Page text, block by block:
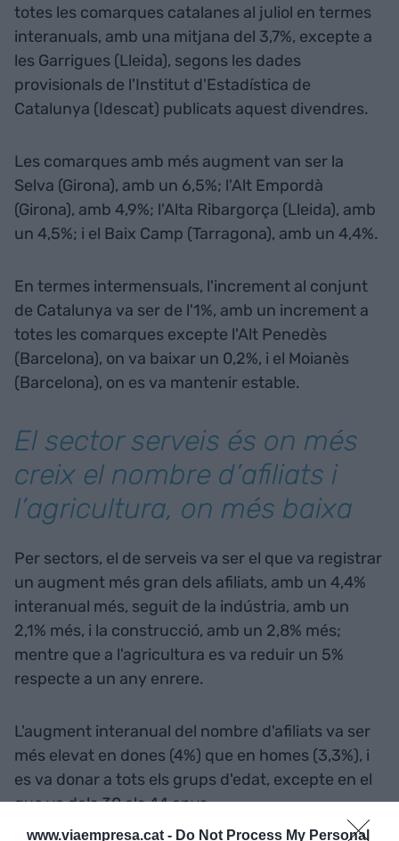
www.viaempresa.cat - Do Not Process My Personal
totes les comarques catalanes al juliol en termes
interanuals, amb una mitjana del 3,7%, excepte a
les Garrigues (Lleida), segons les dades
provisionals de l'Institut d'Estadística de
Catalunya (Idescat) publicats aquest divendres.
Les comarques amb més augment van ser la
Selva (Girona), amb un 6,5%; l'Alt Empordà
(Girona), amb 4,9%; l'Alta Ribargorça (Lleida), amb
un 4,5%; i el Baix Camp (Tarragona), amb un 4,4%.
En termes intermensuals, l'increment al conjunt
de Catalunya va ser de l'1%, amb un increment a
totes les comarques excepte l'Alt Penedès
(Barcelona), on va baixar un 0,2%, i el Moianès
(Barcelona), on es va mantenir estable.
El sector serveis és on més
creix el nombre d’afiliats i
l’agricultura, on més baixa
Per sectors, el de serveis va ser el que va registrar
un augment més gran dels afiliats, amb un 4,4%
interanual més, seguit de la indústria, amb un
2,1% més, i la construcció, amb un 2,8% més;
mentre que a l'agricultura es va reduir un 5%
respecte a un any enrere.
L'augment interanual del nombre d'afiliats va ser
més elevat en dones (4%) que en homes (3,3%), i
es va donar a tots els grups d'edat, excepte en el
que va dels 30 als 44 anys.